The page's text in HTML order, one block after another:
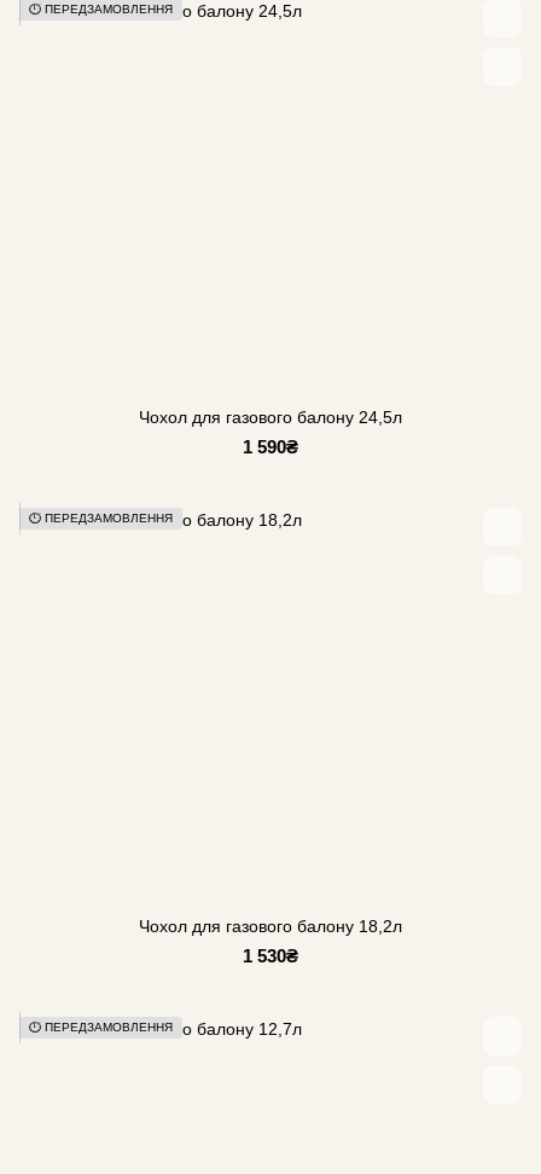
⏱️ ПЕРЕДЗАМОВЛЕННЯ
Чохол для газового балону 24,5л
1 590₴
⏱️ ПЕРЕДЗАМОВЛЕННЯ
Чохол для газового балону 18,2л
1 530₴
⏱️ ПЕРЕДЗАМОВЛЕННЯ